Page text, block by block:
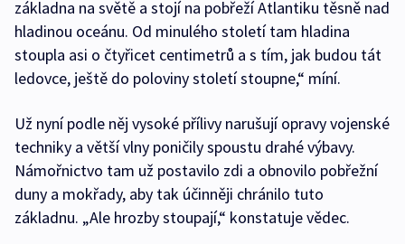
základna na světě a stojí na pobřeží Atlantiku těsně nad
hladinou oceánu. Od minulého století tam hladina
stoupla asi o čtyřicet centimetrů a s tím, jak budou tát
ledovce, ještě do poloviny století stoupne,“ míní.
Už nyní podle něj vysoké přílivy narušují opravy vojenské
techniky a větší vlny poničily spoustu drahé výbavy.
Námořnictvo tam už postavilo zdi a obnovilo pobřežní
duny a mokřady, aby tak účinněji chránilo tuto
základnu. „Ale hrozby stoupají,“ konstatuje vědec.